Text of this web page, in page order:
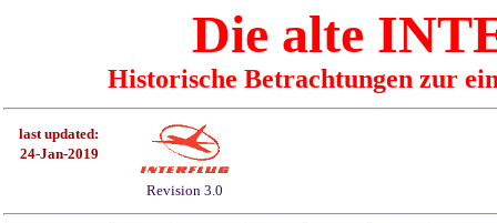
Die alte
Historische Betrachtungen zur
last updated:
24-Jan-2019
Revision 3.0